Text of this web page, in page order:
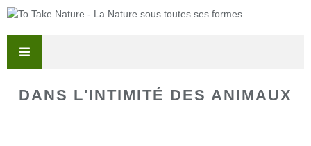
DANS L'INTIMITÉ DES ANIMAUX